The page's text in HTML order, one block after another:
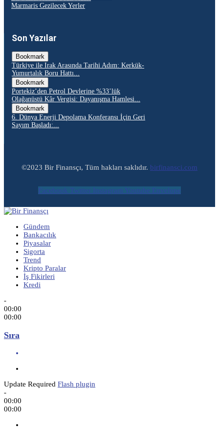
Marmaris Gezilecek Yerler
Son Yazılar
Bookmark
Türkiye ile Irak Arasında Tarihi Adım: Kerkük-
Yumurtalık Boru Hattı...
Bookmark
Portekiz’den Petrol Devlerine %33’lük
Olağanüstü Kâr Vergisi: Dayanışma Hamlesi...
Bookmark
6. Dünya Enerji Depolama Konferansı İçin Geri
Sayım Başladı:...
©2023 Bir Finansçı, Tüm hakları saklıdır. birfinansci.com
Facebook Twitter Instagram Youtube Envelope
Gündem
Bankacılık
Piyasalar
Sigorta
Trend
Kripto Paralar
İş Fikirleri
Kredi
-
00:00
00:00
Sıra
Update Required Flash plugin
-
00:00
00:00